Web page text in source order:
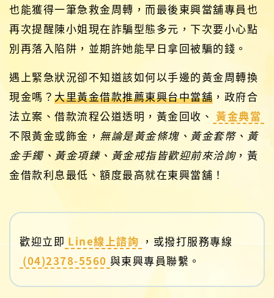
也能獲得一筆急救金周轉，而最後東興當舖專員也
再次提醒陳小姐現在詐騙型態多元，下次要小心點
別再落入陷阱，並期許她能早日拿回被騙的錢。
遇上緊急狀況卻不知道該如何以手邊的黃金周轉換
現金嗎？ 大里黃金借款推薦東興台中當舖 ，政府合
法立案、借款流程公道透明，黃金回收、 黃金典當
不限黃金或飾金， 無論是黃金條塊、黃金套幣、黃
金手鐲、黃金項鍊、黃金戒指皆歡迎前來洽詢，黃
金借款利息最低、額度最高就在東興當舖！
歡迎立即 Line線上諮詢 ，或撥打服務專線
(04)2378-5560 與東興專員聯繫。